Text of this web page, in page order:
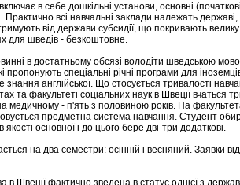
в себе дошкільні установи, основні
Практично всі навчальні заклади належать
від держави субсидії, що покривають
для шведів - безкоштовне.
в достатньому обсязі володіти шведською
пропонують спеціальні річні програми для
знання англійської. Що стосується тривалості
та факультеті соціальних наук в Швеції вчаться
медичному - п'ять з половиною років. На
предметна система навчання. Студент
якості основної і до цього бере дві-три додаткові.
на два семестри: осінній і весняний. Заявки
в Швеції фактично зведена в статус однієї з